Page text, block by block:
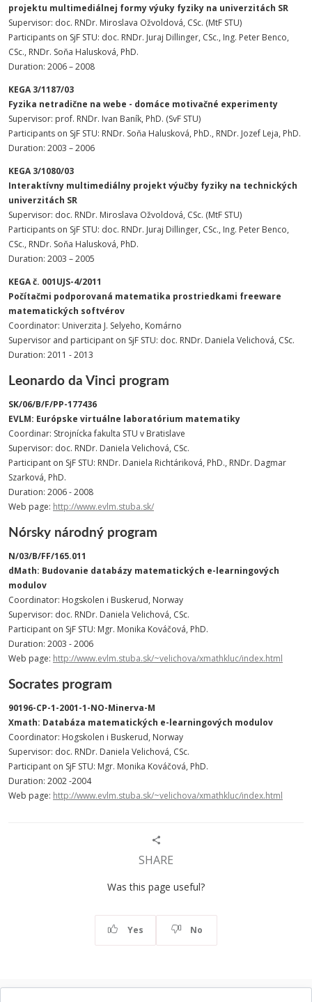
projektu multimediálnej formy výuky fyziky na univerzitách SR
Supervisor: doc. RNDr. Miroslava Ožvoldová, CSc. (MtF STU)
Participants on SjF STU: doc. RNDr. Juraj Dillinger, CSc., Ing. Peter Benco,
CSc., RNDr. Soňa Halusková, PhD.
Duration: 2006 – 2008
KEGA 3/1187/03
Fyzika netradične na webe - domáce motivačné experimenty
Supervisor: prof. RNDr. Ivan Baník, PhD. (SvF STU)
Participants on SjF STU: RNDr. Soňa Halusková, PhD., RNDr. Jozef Leja, PhD.
Duration: 2003 – 2006
KEGA 3/1080/03
Interaktívny multimediálny projekt výučby fyziky na technických
univerzitách SR
Supervisor: doc. RNDr. Miroslava Ožvoldová, CSc. (MtF STU)
Participants on SjF STU: doc. RNDr. Juraj Dillinger, CSc., Ing. Peter Benco,
CSc., RNDr. Soňa Halusková, PhD.
Duration: 2003 – 2005
KEGA č. 001UJS-4/2011
Počítačmi podporovaná matematika prostriedkami freeware
matematických softvérov
Coordinator: Univerzita J. Selyeho, Komárno
Supervisor and participant on SjF STU: doc. RNDr. Daniela Velichová, CSc.
Duration: 2011 - 2013
Leonardo da Vinci program
SK/06/B/F/PP-177436
EVLM: Európske virtuálne laboratórium matematiky
Coordinar: Strojnícka fakulta STU v Bratislave
Supervisor: doc. RNDr. Daniela Velichová, CSc.
Participant on SjF STU: RNDr. Daniela Richtáriková, PhD., RNDr. Dagmar
Szarková, PhD.
Duration: 2006 - 2008
Web page: http://www.evlm.stuba.sk/
Nórsky národný program
N/03/B/FF/165.011
dMath: Budovanie databázy matematických e-learningových
modulov
Coordinator: Hogskolen i Buskerud, Norway
Supervisor: doc. RNDr. Daniela Velichová, CSc.
Participant on SjF STU: Mgr. Monika Kováčová, PhD.
Duration: 2003 - 2006
Web page: http://www.evlm.stuba.sk/~velichova/xmathkluc/index.html
Socrates program
90196-CP-1-2001-1-NO-Minerva-M
Xmath: Databáza matematických e-learningových modulov
Coordinator: Hogskolen i Buskerud, Norway
Supervisor: doc. RNDr. Daniela Velichová, CSc.
Participant on SjF STU: Mgr. Monika Kováčová, PhD.
Duration: 2002 -2004
Web page: http://www.evlm.stuba.sk/~velichova/xmathkluc/index.html
SHARE
Was this page useful?
Yes No